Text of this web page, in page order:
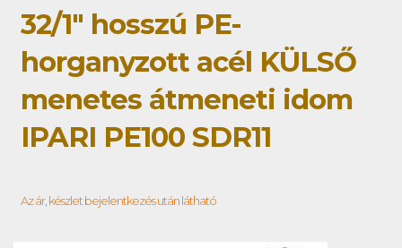
32/1" hosszú PE-
horganyzott acél KÜLSŐ
menetes átmeneti idom
IPARI PE100 SDR11
Az ár, készlet bejelentkezés után látható